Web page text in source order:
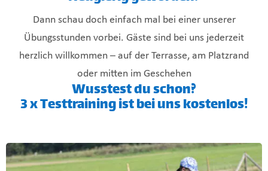
Dann schau doch einfach mal bei einer unserer
Übungsstunden vorbei. Gäste sind bei uns jederzeit
herzlich willkommen – auf der Terrasse, am Platzrand
oder mitten im Geschehen
Wusstest du schon?
3 x Testtraining ist bei uns kostenlos!